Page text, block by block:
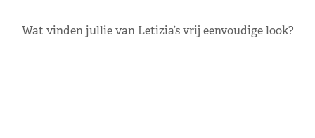
Wat vinden jullie van Letizia’s vrij eenvoudige look?